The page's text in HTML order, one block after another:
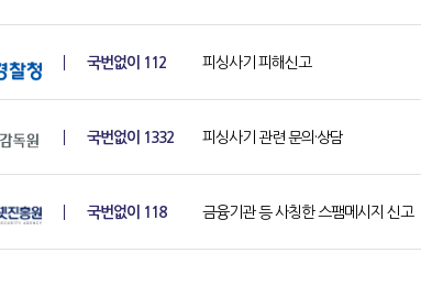
국번없이 112 피싱사기 피해신고
국번없이 1332 피싱사기 관련 문의·상담
국번없이 118 금융기관 등 사칭한 스팸메시지 신고